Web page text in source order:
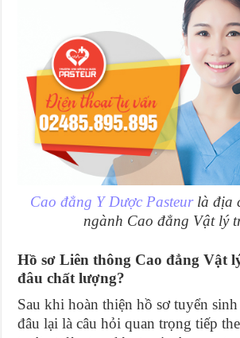
Cao đẳng Y Dược Pasteurlà địa
ngành Cao đẳng Vật lý
Hồ sơ Liên thông Cao đẳng Vật
đâu chất lượng?
Sau khi hoàn thiện hồ sơ tuyển
đâu lại là câu hỏi quan trọng tiếp